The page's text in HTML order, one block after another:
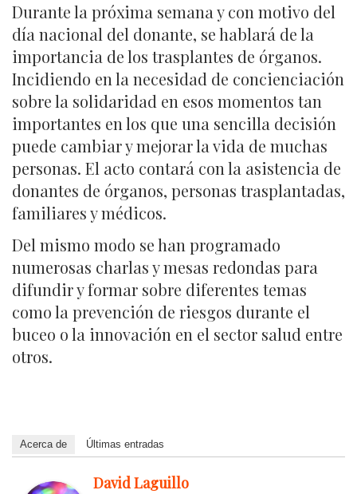
Durante la próxima semana y con motivo del
día nacional del donante, se hablará de la
importancia de los trasplantes de órganos.
Incidiendo en la necesidad de concienciación
sobre la solidaridad en esos momentos tan
importantes en los que una sencilla decisión
puede cambiar y mejorar la vida de muchas
personas. El acto contará con la asistencia de
donantes de órganos, personas trasplantadas,
familiares y médicos.
Del mismo modo se han programado
numerosas charlas y mesas redondas para
difundir y formar sobre diferentes temas
como la prevención de riesgos durante el
buceo o la innovación en el sector salud entre
otros.
Acerca de Últimas entradas
David Laguillo